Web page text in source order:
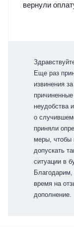
вернули
Еще раз
извинения за
неудобства
о
приняли
меры, чтобы
допускать
ситуации в
время на
дополнение.